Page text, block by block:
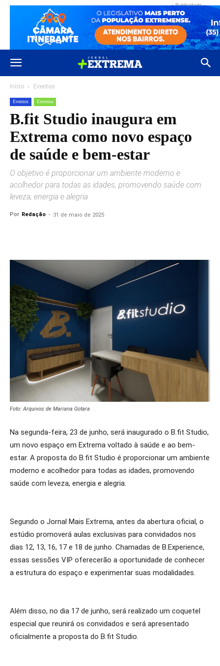
- Publicidade -
Início Eventos
Eventos Extrema
B.fit Studio inaugura em
Extrema como novo espaço
de saúde e bem-estar
O objetivo é proporcionar um ambiente moderno e
acolhedor para todas as idades, promovendo saúde com
leveza, energia e alegria
Por Redação - 31 de maio de 2025
Foto: Arquivos de Mariana Gotara
Na segunda-feira, 23 de junho, será inaugurado o B.fit Studio,
um novo espaço em Extrema voltado à saúde e ao bem-
estar. A proposta do B.fit Studio é proporcionar um ambiente
moderno e acolhedor para todas as idades, promovendo
saúde com leveza, energia e alegria.
Segundo o Jornal Mais Extrema, antes da abertura oficial, o
estúdio promoverá aulas exclusivas para convidados nos
dias 12, 13, 16, 17 e 18 de junho. Chamadas de B.Experience,
essas sessões VIP oferecerão a oportunidade de conhecer
a estrutura do espaço e experimentar suas modalidades.
Além disso, no dia 17 de junho, será realizado um coquetel
especial que reunirá os convidados e será apresentado
oficialmente a proposta do B.fit Studio.